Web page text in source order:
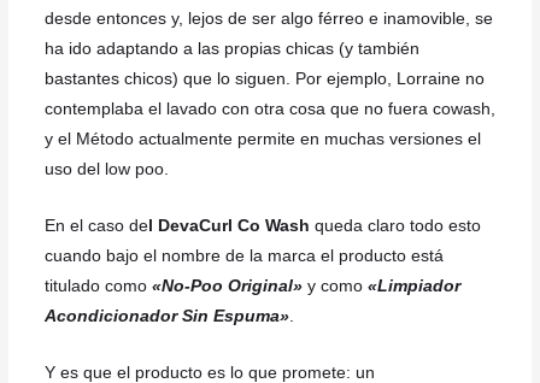
desde entonces y, lejos de ser algo férreo e inamovible, se
ha ido adaptando a las propias chicas (y también
bastantes chicos) que lo siguen. Por ejemplo, Lorraine no
contemplaba el lavado con otra cosa que no fuera cowash,
y el Método actualmente permite en muchas versiones el
uso del low poo.
En el caso del DevaCurl Co Wash queda claro todo esto
cuando bajo el nombre de la marca el producto está
titulado como«No-Poo Original» y como«Limpiador
Acondicionador Sin Espuma».
Y es que el producto es lo que promete: un